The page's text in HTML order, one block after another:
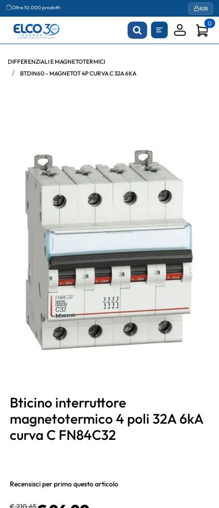
Oltre 10.000 prodotti B2B
0
DIFFERENZIALI E MAGNETOTERMICI
BTDIN60 - MAGNETOT 4P CURVA C 32A 6KA
Bticino interruttore
magnetotermico 4 poli 32A 6kA
curva C FN84C32
Recensisci per primo questo articolo